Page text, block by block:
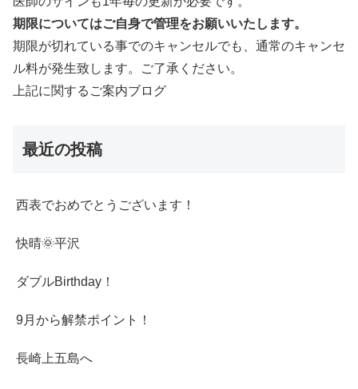
期限についてはご自身で管理をお願いいたします。
期限が切れている事でのキャンセルでも、通常のキャンセ
ル料が発生致します。ご了承ください。
上記に関するご案内ブログ
最近の投稿
西表でおめでとうございます！
快晴🌞平沢
ダブルBirthday！
9月から解禁ポイント！
長崎上五島へ